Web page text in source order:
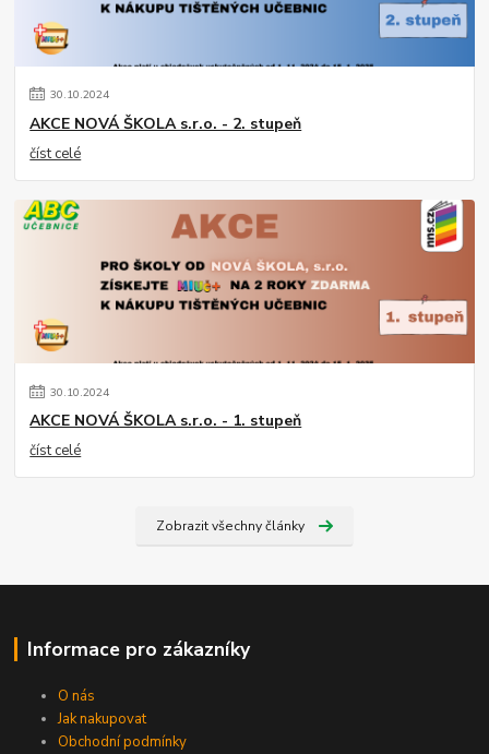
30.10.2024
AKCE NOVÁ ŠKOLA s.r.o. - 2. stupeň
číst celé
30.10.2024
AKCE NOVÁ ŠKOLA s.r.o. - 1. stupeň
číst celé
Zobrazit všechny články
Informace pro zákazníky
O nás
Jak nakupovat
Obchodní podmínky